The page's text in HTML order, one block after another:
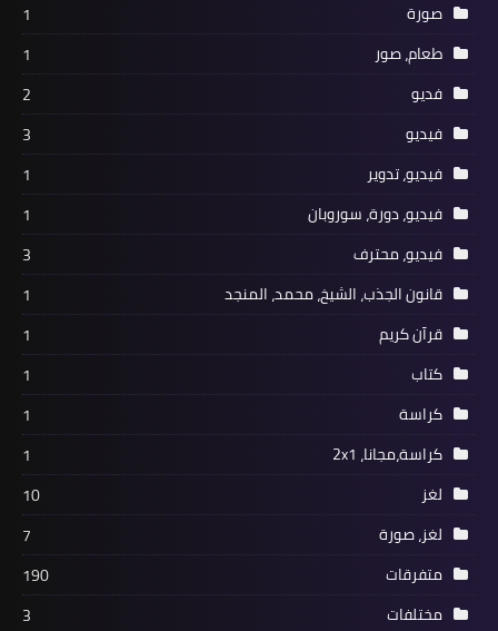
صورة
1
طعام، صور
1
فديو
2
فيديو
3
فيديو، تدوير
1
فيديو، دورة، سوروبان
1
فيديو، محترف
3
قانون الجذب، الشيخ، محمد، المنجد
1
قرآن كريم
1
كتاب
1
كراسة
1
كراسة،مجانا، 2x1
1
لغز
10
لغز، صورة
7
متفرقات
190
مختلفات
3